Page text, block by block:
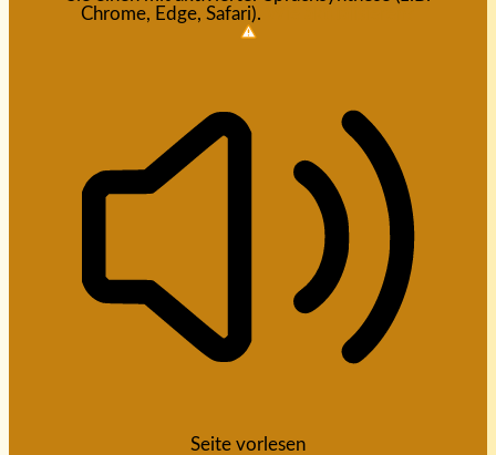
Chrome, Edge, Safari).
Seite vorlesen